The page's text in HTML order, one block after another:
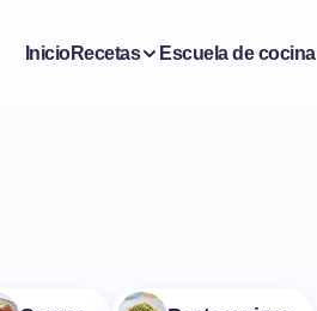
InicioRecetas Escuela de cocina